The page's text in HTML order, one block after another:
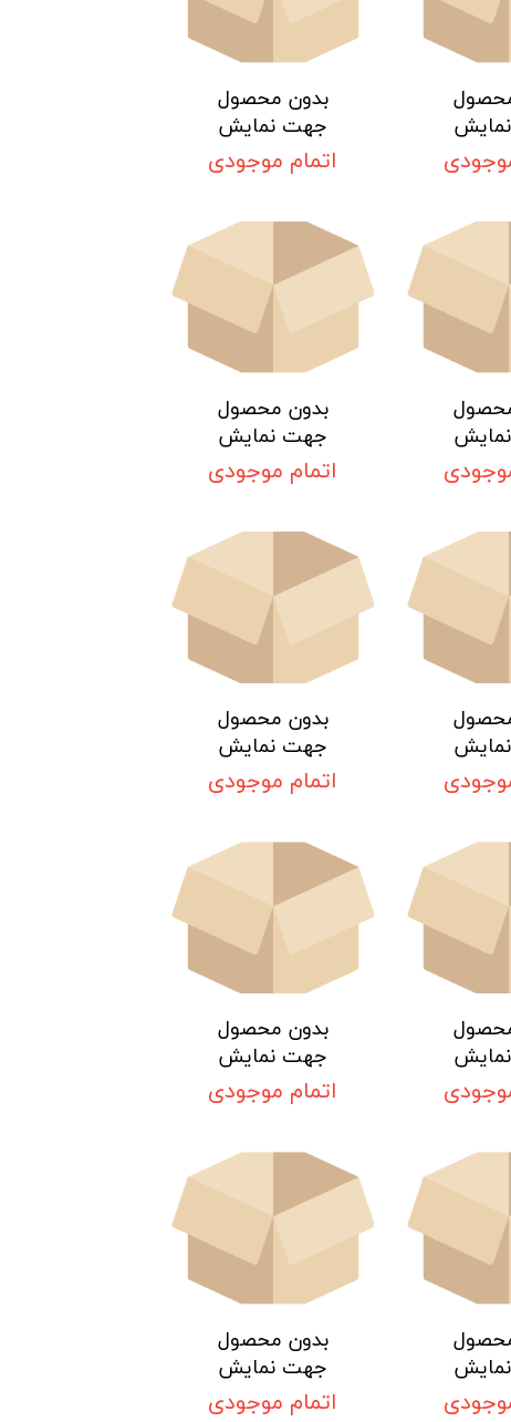
بدون محصول
جهت نمایش
اتمام موجودی
بدون محصول
جهت نمایش
اتمام موجودی
بدون محصول
جهت نمایش
اتمام موجودی
بدون محصول
جهت نمایش
اتمام موجودی
بدون محصول
جهت نمایش
اتمام موجودی